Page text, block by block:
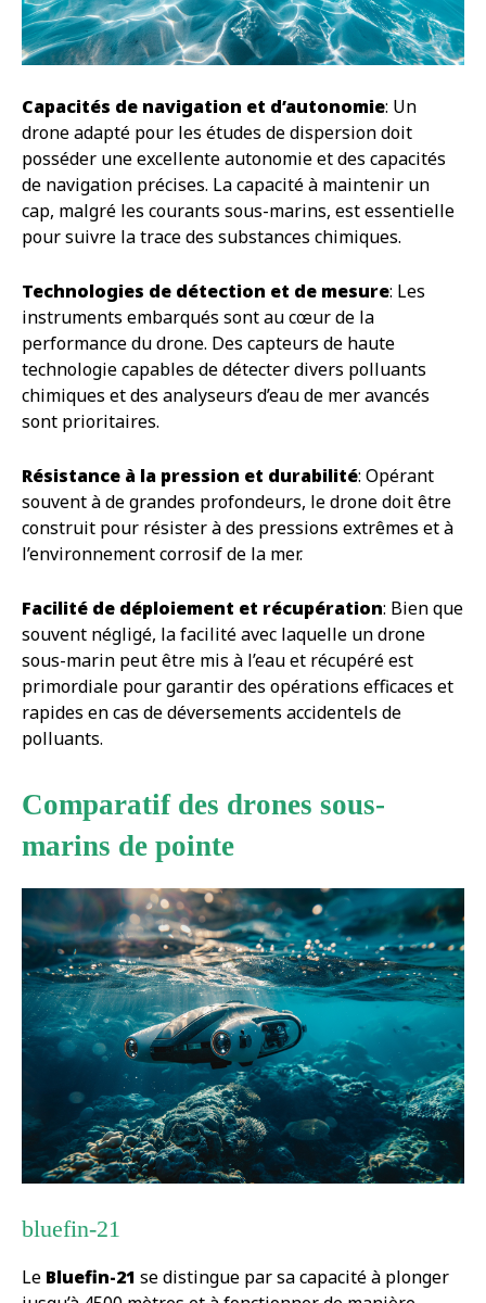
Capacités de navigation et d’autonomie: Un
drone adapté pour les études de dispersion doit
posséder une excellente autonomie et des capacités
de navigation précises. La capacité à maintenir un
cap, malgré les courants sous-marins, est essentielle
pour suivre la trace des substances chimiques.
Technologies de détection et de mesure: Les
instruments embarqués sont au cœur de la
performance du drone. Des capteurs de haute
technologie capables de détecter divers polluants
chimiques et des analyseurs d’eau de mer avancés
sont prioritaires.
Résistance à la pression et durabilité: Opérant
souvent à de grandes profondeurs, le drone doit être
construit pour résister à des pressions extrêmes et à
l’environnement corrosif de la mer.
Facilité de déploiement et récupération: Bien que
souvent négligé, la facilité avec laquelle un drone
sous-marin peut être mis à l’eau et récupéré est
primordiale pour garantir des opérations efficaces et
rapides en cas de déversements accidentels de
polluants.
Comparatif des drones sous-
marins de pointe
bluefin-21
Le Bluefin-21 se distingue par sa capacité à plonger